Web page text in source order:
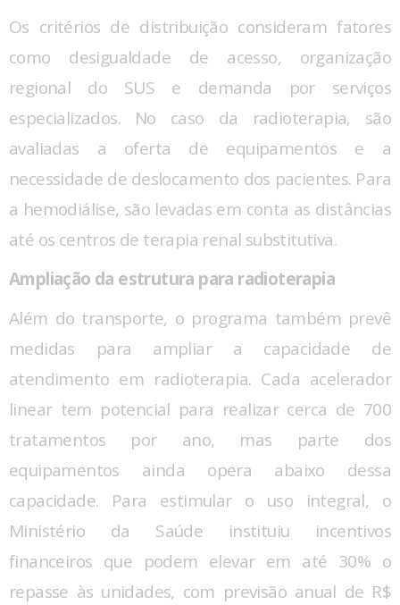
Os critérios de distribuição consideram fatores
como desigualdade de acesso, organização
regional do SUS e demanda por serviços
especializados. No caso da radioterapia, são
avaliadas a oferta de equipamentos e a
necessidade de deslocamento dos pacientes. Para
a hemodiálise, são levadas em conta as distâncias
até os centros de terapia renal substitutiva.
Ampliação da estrutura para radioterapia
Além do transporte, o programa também prevê
medidas para ampliar a capacidade de
atendimento em radioterapia. Cada acelerador
linear tem potencial para realizar cerca de 700
tratamentos por ano, mas parte dos
equipamentos ainda opera abaixo dessa
capacidade. Para estimular o uso integral, o
Ministério da Saúde instituiu incentivos
financeiros que podem elevar em até 30% o
repasse às unidades, com previsão anual de R$